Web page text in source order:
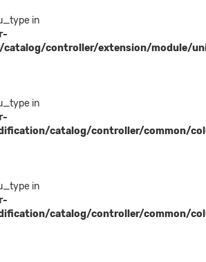
in
controller/extension/module/
in
catalog/controller/common/
in
catalog/controller/common/